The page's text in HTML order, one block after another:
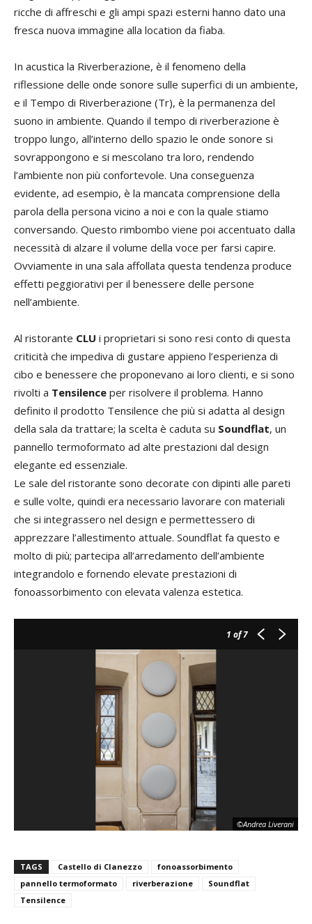
ricche di affreschi e gli ampi spazi esterni hanno dato una
fresca nuova immagine alla location da fiaba.
In acustica la Riverberazione, è il fenomeno della
riflessione delle onde sonore sulle superfici di un ambiente,
e il Tempo di Riverberazione (Tr), è la permanenza del
suono in ambiente. Quando il tempo di riverberazione è
troppo lungo, all’interno dello spazio le onde sonore si
sovrappongono e si mescolano tra loro, rendendo
l’ambiente non più confortevole. Una conseguenza
evidente, ad esempio, è la mancata comprensione della
parola della persona vicino a noi e con la quale stiamo
conversando. Questo rimbombo viene poi accentuato dalla
necessità di alzare il volume della voce per farsi capire.
Ovviamente in una sala affollata questa tendenza produce
effetti peggiorativi per il benessere delle persone
nell’ambiente.
Al ristorante CLU i proprietari si sono resi conto di questa
criticità che impediva di gustare appieno l’esperienza di
cibo e benessere che proponevano ai loro clienti, e si sono
rivolti a Tensilence per risolvere il problema. Hanno
definito il prodotto Tensilence che più si adatta al design
della sala da trattare; la scelta è caduta su Soundflat, un
pannello termoformato ad alte prestazioni dal design
elegante ed essenziale.
Le sale del ristorante sono decorate con dipinti alle pareti
e sulle volte, quindi era necessario lavorare con materiali
che si integrassero nel design e permettessero di
apprezzare l’allestimento attuale. Soundflat fa questo e
molto di più; partecipa all’arredamento dell’ambiente
integrandolo e fornendo elevate prestazioni di
fonoassorbimento con elevata valenza estetica.
1 of 7
©Andrea Liverani
TAGS Castello di Clanezzo
fonoassorbimento
pannello termoformato
riverberazione
Soundflat
Tensilence